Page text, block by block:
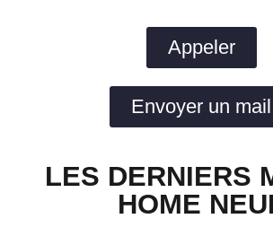
Appeler
Envoyer un mail
LES DERNIERS
HOME